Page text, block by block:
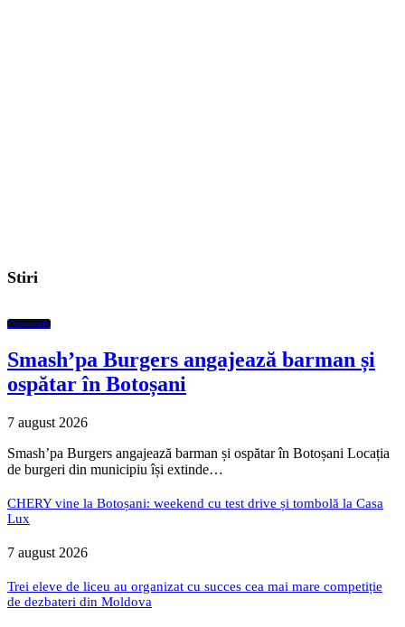
Stiri
Economic
Smash’pa Burgers angajează barman și
ospătar în Botoșani
7 august 2026
Smash’pa Burgers angajează barman și ospătar în Botoșani Locația
de burgeri din municipiu își extinde…
CHERY vine la Botoșani: weekend cu test drive și tombolă la Casa
Lux
7 august 2026
Trei eleve de liceu au organizat cu succes cea mai mare competiție
de dezbateri din Moldova